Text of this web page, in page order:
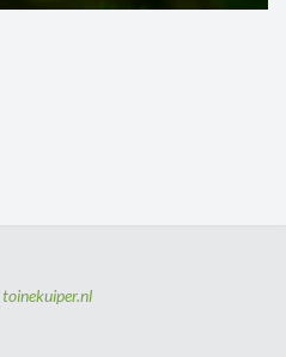
toinekuiper.nl